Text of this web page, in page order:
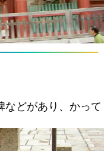
などがあり、かって